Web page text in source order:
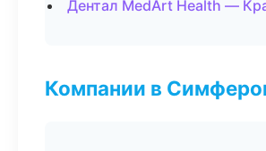
Дентал MedArt Health —
Компании в